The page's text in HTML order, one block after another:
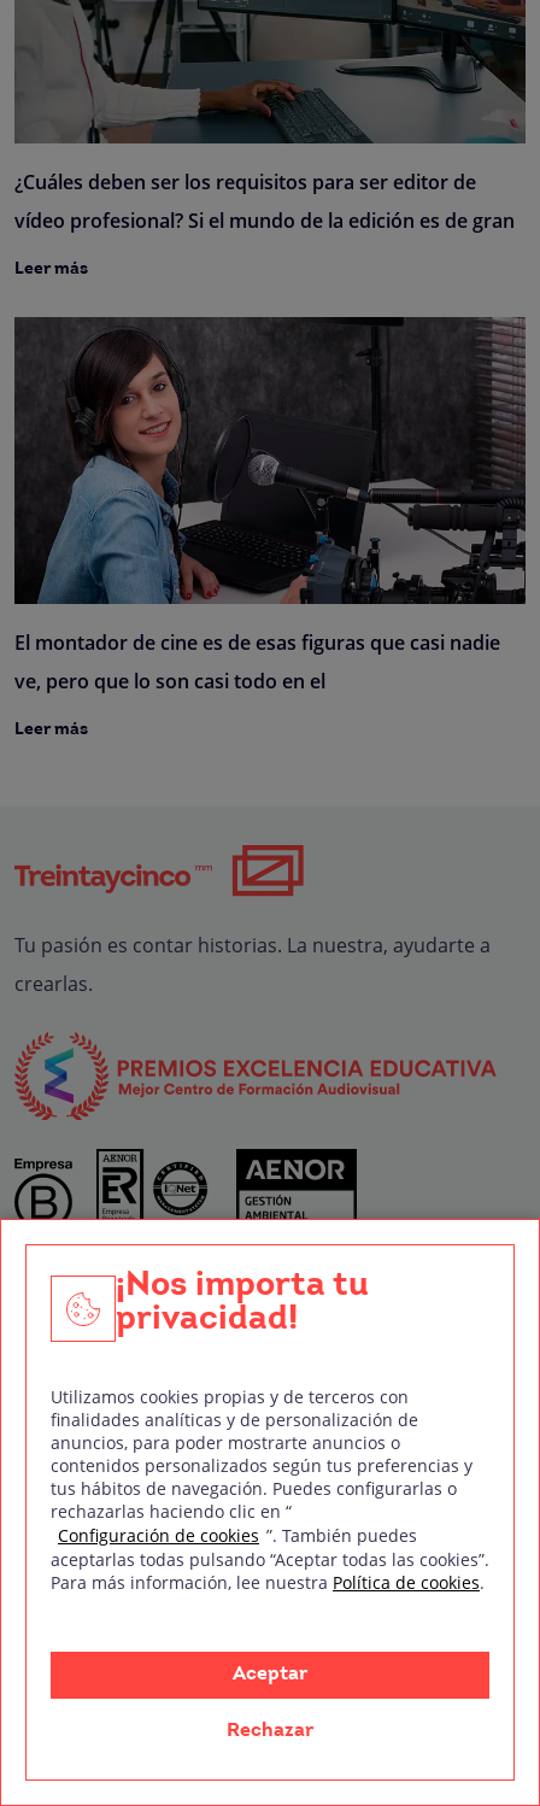
¿Cuáles deben ser los requisitos para ser editor de
vídeo profesional? Si el mundo de la edición es de gran
Leer más
El montador de cine es de esas figuras que casi nadie
ve, pero que lo son casi todo en el
Leer más
Tu pasión es contar historias. La nuestra, ayudarte a
crearlas.
Entidad colaboradora con:
Treintaycinco mm
Empresas colaboradoras
Staff
FAQ’s
¡Nos importa tu
privacidad!
Utilizamos cookies propias y de terceros con
finalidades analíticas y de personalización de
anuncios, para poder mostrarte anuncios o
contenidos personalizados según tus preferencias y
tus hábitos de navegación. Puedes configurarlas o
rechazarlas haciendo clic en “
Configuración de cookies ”. También puedes
aceptarlas todas pulsando “Aceptar todas las cookies”.
Para más información, lee nuestra Política de cookies.
Aceptar
Rechazar